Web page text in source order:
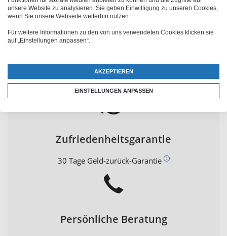
In 24 Stunden versandfertig
Zufriedenheitsgarantie
30 Tage Geld-zurück-Garantie
Persönliche Beratung
unsere Website zu analysieren. Sie geben Einwilligung zu unseren Cookies,
wenn Sie unsere Webseite weiterhin nutzen.
Für weitere Informationen zu den von uns verwendeten Cookies klicken sie
auf „Einstellungen anpassen“.
AKZEPTIEREN
EINSTELLUNGEN ANPASSEN